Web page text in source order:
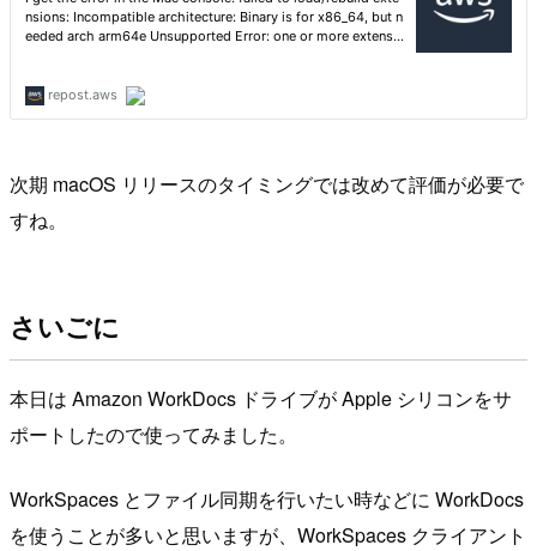
次期 macOS リリースのタイミングでは改めて評価が必要で
すね。
さいごに
本日は Amazon WorkDocs ドライブが Apple シリコンをサ
ポートしたので使ってみました。
WorkSpaces とファイル同期を行いたい時などに WorkDocs
を使うことが多いと思いますが、WorkSpaces クライアント